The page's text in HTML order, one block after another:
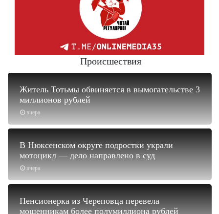
Происшествия
вчера
Житель Тотьмы обвиняется в вымогательстве 3
миллионов рублей
вчера
В Нюксенском округе подростки украли
мотоцикл — дело направлено в суд
Пенсионерка из Череповца перевела
мошенникам более полумиллиона рублей